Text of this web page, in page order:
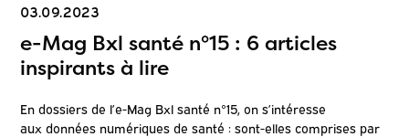
03.09.2023
e-Mag Bxl santé n°15 : 6 articles
inspirants à lire
En dossiers de l’e-Mag Bxl santé n°15, on s’intéresse
aux données numériques de santé : sont-elles comprises par